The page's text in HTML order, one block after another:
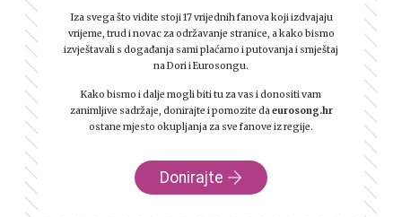
Iza svega što vidite stoji 17 vrijednih fanova koji izdvajaju
vrijeme, trud i novac za održavanje stranice, a kako bismo
izvještavali s događanja sami plaćamo i putovanja i smještaj
na Dori i Eurosongu.
Kako bismo i dalje mogli biti tu za vas i donositi vam
zanimljive sadržaje, donirajte i pomozite daeurosong.hr
ostane mjesto okupljanja za sve fanove iz regije.
Donirajte